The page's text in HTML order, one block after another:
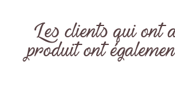
Les clients qui ont
produit ont